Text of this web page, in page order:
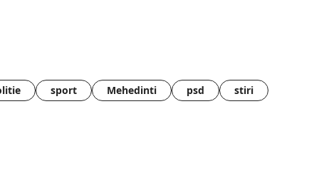
sport Mehedinti psd stiri